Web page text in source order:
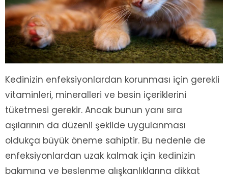
Kedinizin enfeksiyonlardan korunması için gerekli
vitaminleri, mineralleri ve besin içeriklerini
tüketmesi gerekir. Ancak bunun yanı sıra
aşılarının da düzenli şekilde uygulanması
oldukça büyük öneme sahiptir. Bu nedenle de
enfeksiyonlardan uzak kalmak için kedinizin
bakımına ve beslenme alışkanlıklarına dikkat